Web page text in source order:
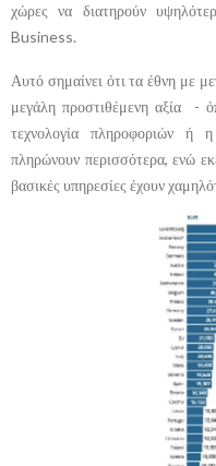
χώρες να διατηρούν
Business.
Αυτό σημαίνει ότι τα έθνη με
μεγάλη προστιθέμενη αξία -
τεχνολογία πληροφοριών ή
πληρώνουν περισσότερα, ενώ
βασικές υπηρεσίες έχουν